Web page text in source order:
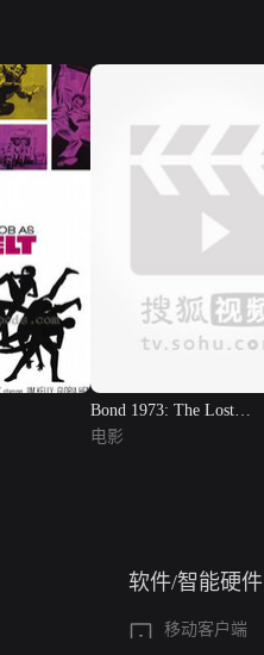
Bond 1973: The Lost
Documentary
电影
软件/智能硬件
移动客户端